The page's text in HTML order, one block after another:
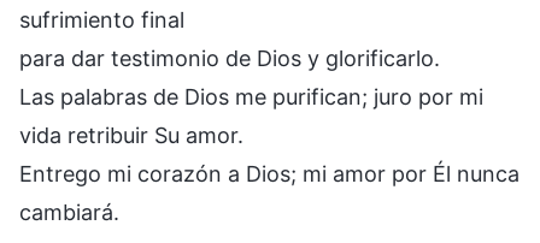
sufrimiento final
para dar testimonio de Dios y glorificarlo.
Las palabras de Dios me purifican; juro por mi
vida retribuir Su amor.
Entrego mi corazón a Dios; mi amor por Él nunca
cambiará.